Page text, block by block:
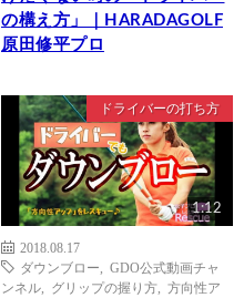
の構え方」｜HARADAGOLF
原田修平プロ
ドライバーの打ち方
1:12
2018.08.17
ダウンブロー
GDO公式動画チャ
ンネル
グリップの握り方
方向性ア